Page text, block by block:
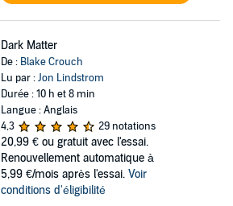
Dark Matter
De : Blake Crouch
Lu par :Jon Lindstrom
Durée : 10 h et 8 min
Langue : Anglais
4,3
29 notations
20,99 € ou gratuit avec l'essai.
Renouvellement automatique à
5,99 €/mois après l'essai. Voir
conditions d'éligibilité